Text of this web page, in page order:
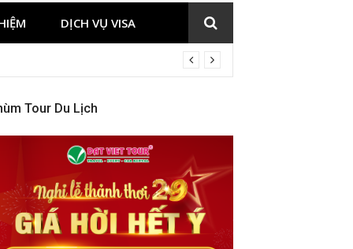
DỊCH VỤ VISA
Tour Du Lịch